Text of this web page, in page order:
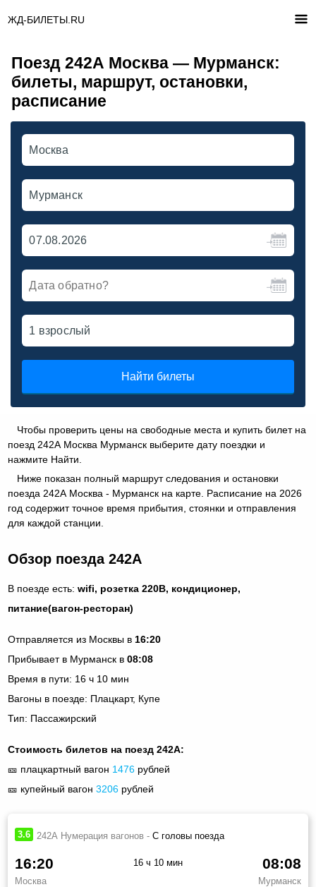
ЖД-БИЛЕТЫ.RU
Поезд 242А Москва — Мурманск:
билеты, маршрут, остановки,
расписание
Найти билеты
Чтобы проверить цены на свободные места и купить билет на
поезд 242А Москва Мурманск выберите дату поездки и
нажмите Найти.
Ниже показан полный маршрут следования и остановки
поезда 242А Москва - Мурманск на карте. Расписание на 2026
год содержит точное время прибытия, стоянки и отправления
для каждой станции.
Обзор поезда 242А
В поезде есть:wifi, розетка 220В, кондиционер,
питание(вагон-ресторан)
Отправляется из Москвы в 16:20
Прибывает в Мурманск в08:08
Время в пути: 16 ч 10 мин
Вагоны в поезде: Плацкарт, Купе
Тип: Пассажирский
Стоимость билетов на поезд 242А:
🎫 плацкартный вагон 1476 рублей
🎫 купейный вагон3206 рублей
3.6 242А Нумерация вагонов - С головы поезда
16:20
Москва
08:08
Мурманск
16 ч 10 мин